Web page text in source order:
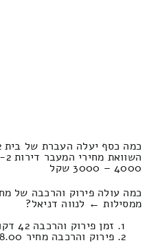
כמה כסף יעלה העברת של בית 2-x חדרים מסילות – נווה דניאל?
4000 – 3000 שקל
ממסילות ← לנווה דניאל?
זמן פירוק והרכבה 42 דקות 53 שניות
פירוק והרכבה מחיר 328.00